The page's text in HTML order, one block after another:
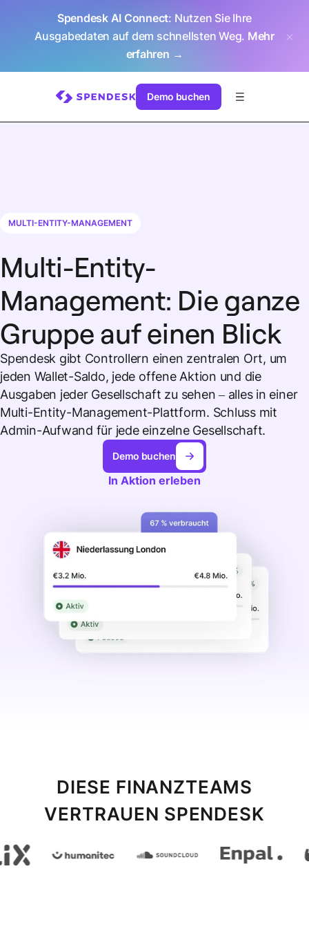
Spendesk AI Connect: Nutzen Sie Ihre
Ausgabedaten auf dem schnellsten Weg. Mehr
erfahren →
Demo buchen
MULTI-ENTITY-MANAGEMENT
Multi-Entity-
Management: Die ganze
Gruppe auf einen Blick
Spendesk gibt Controllern einen zentralen Ort, um
jeden Wallet-Saldo, jede offene Aktion und die
Ausgaben jeder Gesellschaft zu sehen – alles in einer
Multi-Entity-Management-Plattform. Schluss mit
Admin-Aufwand für jede einzelne Gesellschaft.
Demo buchen
In Aktion erleben
DIESE FINANZTEAMS
VERTRAUEN SPENDESK